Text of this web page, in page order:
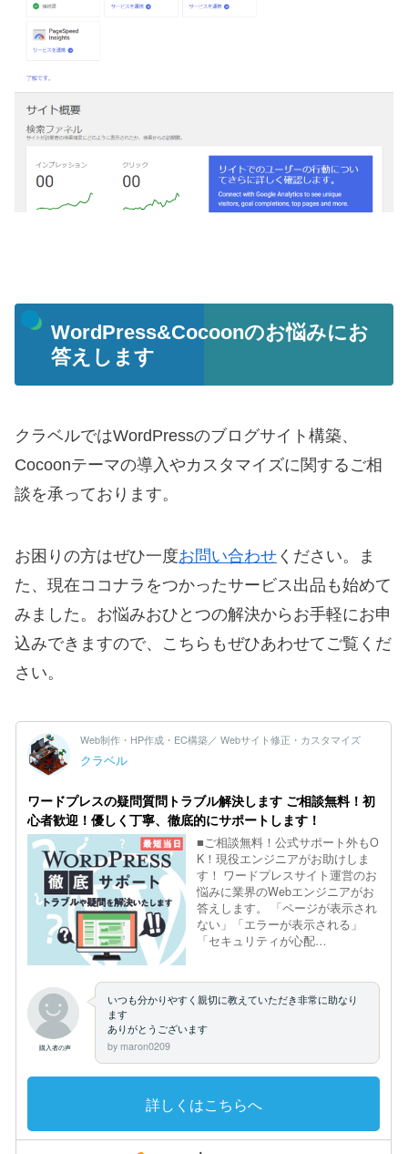
WordPress&Cocoonのお悩みにお
答えします
クラベルではWordPressのブログサイト構築、
Cocoonテーマの導入やカスタマイズに関するご相
談を承っております。
お困りの方はぜひ一度お問い合わせ ください。ま
た、現在ココナラをつかったサービス出品も始めて
みました。お悩みおひとつの解決からお手軽にお申
込みできますので、こちらもぜひあわせてご覧くだ
さい。